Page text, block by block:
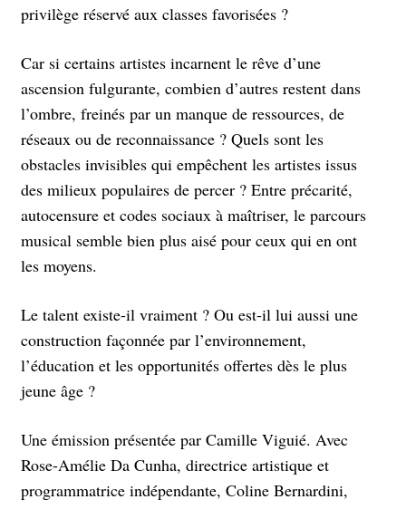
privilège réservé aux classes favorisées ?
Car si certains artistes incarnent le rêve d’une
ascension fulgurante, combien d’autres restent dans
l’ombre, freinés par un manque de ressources, de
réseaux ou de reconnaissance ? Quels sont les
obstacles invisibles qui empêchent les artistes issus
des milieux populaires de percer ? Entre précarité,
autocensure et codes sociaux à maîtriser, le parcours
musical semble bien plus aisé pour ceux qui en ont
les moyens.
Le talent existe-il vraiment ? Ou est-il lui aussi une
construction façonnée par l’environnement,
l’éducation et les opportunités offertes dès le plus
jeune âge ?
Une émission présentée par Camille Viguié. Avec
Rose-Amélie Da Cunha, directrice artistique et
programmatrice indépendante, Coline Bernardini,